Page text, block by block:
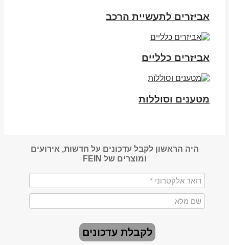
אביזרים לתעשיית הרכב
אביזרים כלליים
מטענים וסוללות
היה הראשון לקבל עדכונים על חדשות, אירועים
ומוצרים של FEIN
לקבלת עדכונים